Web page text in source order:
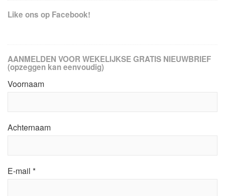
Like ons op Facebook!
AANMELDEN VOOR WEKELIJKSE GRATIS NIEUWBRIEF
(opzeggen kan eenvoudig)
Voornaam
Achternaam
E-mail *